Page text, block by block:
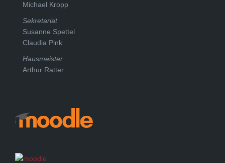
Michael Kropp
Sekretariat
Susanne Spettel
Claudia Pink
Hausmeister
Arthur Ratter